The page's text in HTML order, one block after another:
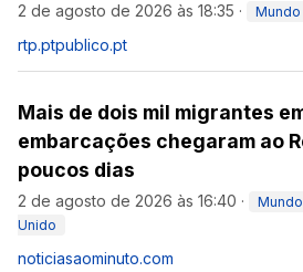
2 de agosto de 2026 às 18:35 · Mundo
rtp.ptpublico.pt
Mais de dois mil migrantes
embarcações chegaram ao
poucos dias
2 de agosto de 2026 às 16:40 · Mundo
Unido
noticiasaominuto.com